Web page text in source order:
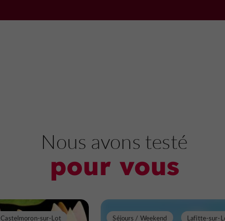
Un jardin remarquable du Lot-et-
Nous avons testé
pour vous
Castelmoron-sur-Lot Séjours / Weekend Lafitte-sur-